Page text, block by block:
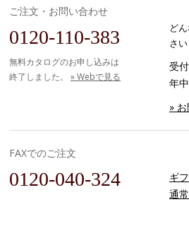
ご注文・お問い合わせ
0120-110-383
無料カタログのお申し込みは
終了しました。 » Webで見る
ど
さい
受
年
»
FAXでのご注文
0120-040-324 ギ
通